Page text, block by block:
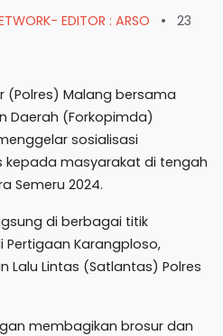
EDITOR : ARSO •
23
(Polres) Malang bersama
Daerah (Forkopimda)
sosialisasi
kepada masyarakat di tengah
Semeru 2024.
di berbagai titik
Karangploso,
Lalu Lintas (Satlantas) Polres
membagikan brosur dan